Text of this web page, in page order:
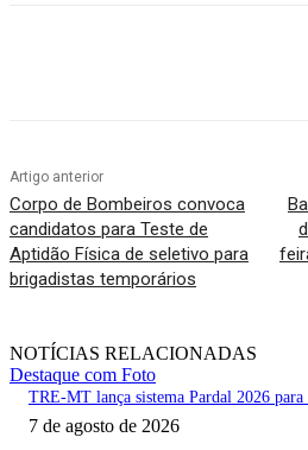
Artigo anterior
Corpo de Bombeiros convoca
candidatos para Teste de
Aptidão Física de seletivo para
brigadistas temporários
NOTÍCIAS RELACIONADAS
Destaque com Foto
TRE-MT lança sistema Pardal 2026 para
7 de agosto de 2026